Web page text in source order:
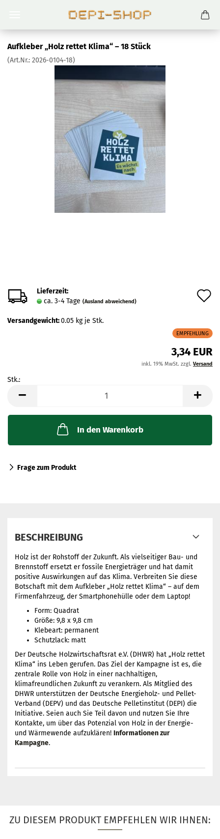
Aufkleber „Holz rettet Klima“ – 18 Stück
(Art.Nr.: 2026-0104-18)
Lieferzeit:
ca. 3-4 Tage (Ausland abweichend)
Versandgewicht:0.05 kg je Stk.
EMPFEHLUNG
3,34 EUR
inkl. 19% MwSt. zzgl. Versand
Stk.:
In den Warenkorb
Frage zum Produkt
BESCHREIBUNG
Holz ist der Rohstoff der Zukunft. Als vielseitiger Bau- und
Brennstoff ersetzt er fossile Energieträger und hat damit
positive Auswirkungen auf das Klima. Verbreiten Sie diese
Botschaft mit dem Aufkleber „Holz rettet Klima“ – auf dem
Firmenfahrzeug, der Smartphonehülle oder dem Laptop!
Form: Quadrat
Größe: 9,8 x 9,8 cm
Klebeart: permanent
Schutzlack: matt
Der Deutsche Holzwirtschaftsrat e.V. (DHWR) hat „Holz rettet
Klima“ ins Leben gerufen. Das Ziel der Kampagne ist es, die
zentrale Rolle von Holz in einer nachhaltigen,
klimafreundlichen Zukunft zu verankern. Als Mitglied des
DHWR unterstützen der Deutsche Energieholz- und Pellet-
Verband (DEPV) und das Deutsche Pelletinstitut (DEPI) die
Initiative. Seien auch Sie Teil davon und nutzen Sie Ihre
Kontakte, um über das Potenzial von Holz in der Energie-
und Wärmewende aufzuklären! Informationen zur
Kampagne.
ZU DIESEM PRODUKT EMPFEHLEN WIR IHNEN: